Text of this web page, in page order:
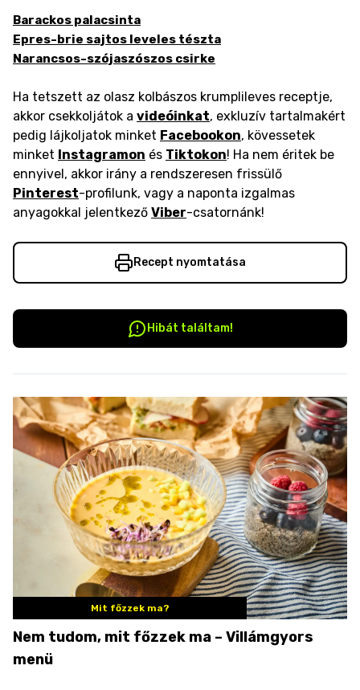
Barackos palacsinta
Epres-brie sajtos leveles tészta
Narancsos-szójaszószos csirke
Ha tetszett az olasz kolbászos krumplileves receptje,
akkor csekkoljátok a videóinkat, exkluzív tartalmakért
pedig lájkoljatok minket Facebookon, kövessetek
minket Instagramon és Tiktokon! Ha nem éritek be
ennyivel, akkor irány a rendszeresen frissülő
Pinterest-profilunk, vagy a naponta izgalmas
anyagokkal jelentkező Viber-csatornánk!
Recept nyomtatása
Hibát találtam!
Mit főzzek ma?
Nem tudom, mit főzzek ma – Villámgyors
menü